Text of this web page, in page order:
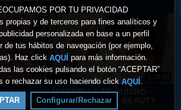
POR TU PRIVACIDAD
propias y de terceros para fines analíticos y
personalizada en base a un perfil
de tus hábitos de navegación (por ejemplo,
Haz click AQUÍ para más información.
las cookies pulsando el botón “ACEPTAR”
o rechazar su uso haciendo click AQUÍ .
Configurar/Rechazar
de
2026
MARBELLA TE QUIERO -
SABRINA HAIR & BEAUTY